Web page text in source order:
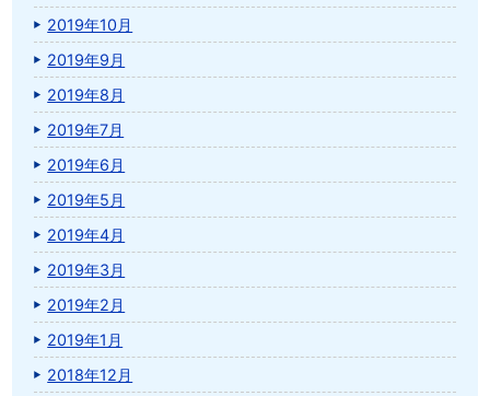
2019年10月
2019年9月
2019年8月
2019年7月
2019年6月
2019年5月
2019年4月
2019年3月
2019年2月
2019年1月
2018年12月